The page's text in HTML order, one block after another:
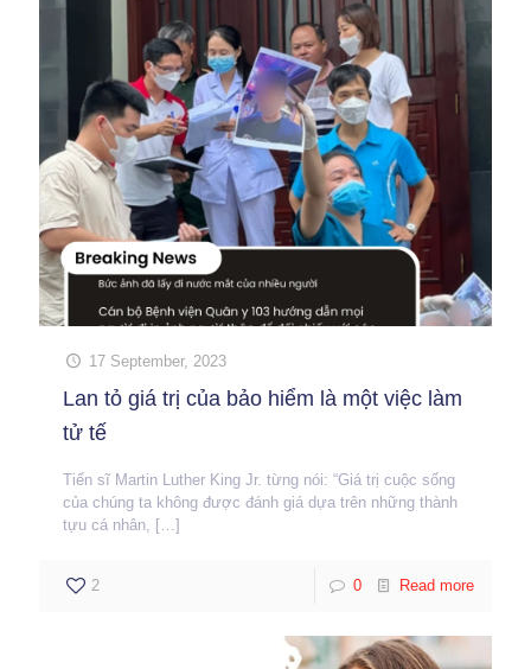
17 September, 2023
Lan tỏ giá trị của bảo hiểm là một việc làm
tử tế
Tiến sĩ Martin Luther King Jr. từng nói: “Giá trị cuộc sống
của chúng ta không được đánh giá dựa trên những thành
tựu cá nhân,
[…]
2 0 Read more